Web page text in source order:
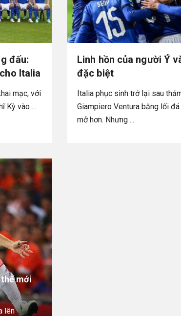
đấu:
Italia
mạc, với
Kỳ vào ...
Linh hồn của người Ý
đặc biệt
Italia phục sinh trở lại sau
Giampiero Ventura bằng lối
mở hơn. Nhưng ...
thế mới
lên